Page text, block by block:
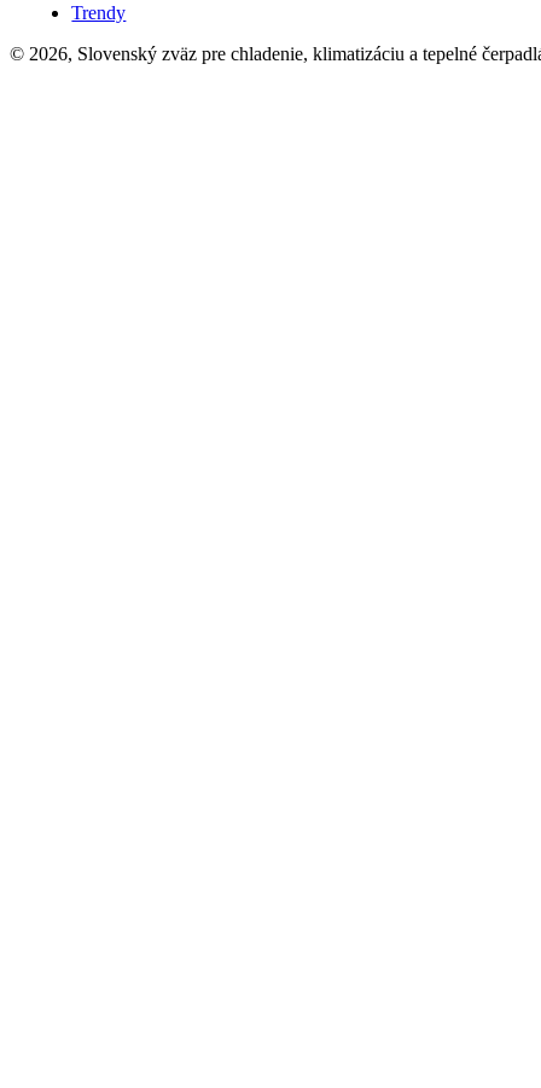
Trendy
© 2026, Slovenský zväz pre chladenie, klimatizáciu a tepelné